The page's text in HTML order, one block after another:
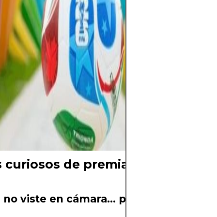
curiosos de premiaciones
viste en cámara… pero pasó